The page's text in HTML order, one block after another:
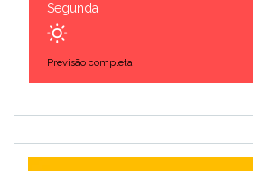
Segunda
Previsão completa